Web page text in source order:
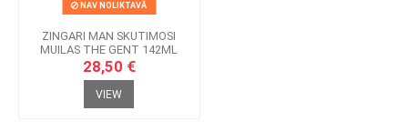
NAV NOLIKTAVĀ
ZINGARI MAN SKUTIMOSI
MUILAS THE GENT 142ML
28,50 €
VIEW